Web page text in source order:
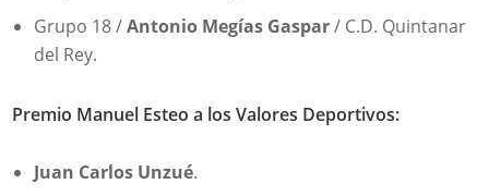
Grupo 18 /Antonio Megías Gaspar/ C.D. Quintanar
del Rey.
Premio Manuel Esteo a los Valores Deportivos:
Juan Carlos Unzué.